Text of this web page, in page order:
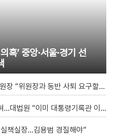
혹’ 중앙·서울·경기 선
“위원장과 동반 사퇴 요구할 것”
법원 “이미 대통령기록관 이관”
책실장…김용범 경질해야”